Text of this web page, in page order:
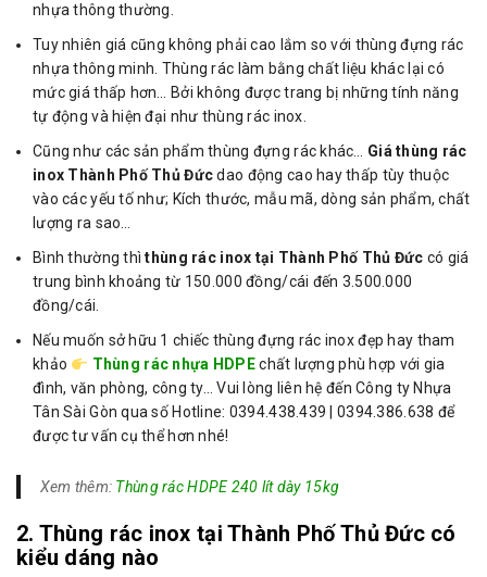
nhựa thông thường.
Tuy nhiên giá cũng không phải cao lắm so với thùng đựng rác
nhựa thông minh. Thùng rác làm bằng chất liệu khác lại có
mức giá thấp hơn… Bởi không được trang bị những tính năng
tự động và hiện đại như thùng rác inox.
Cũng như các sản phẩm thùng đựng rác khác… Giá thùng rác
inox Thành Phố Thủ Đứcdao động cao hay thấp tùy thuộc
vào các yếu tố như; Kích thước, mẫu mã, dòng sản phẩm, chất
lượng ra sao…
Bình thường thìthùng rác inox tại Thành Phố Thủ Đức có giá
trung bình khoảng từ 150.000 đồng/cái đến 3.500.000
đồng/cái.
Nếu muốn sở hữu 1 chiếc thùng đựng rác inox đẹp hay tham
khảo
Thùng rác nhựa HDPEchất lượng phù hợp với gia
đình, văn phòng, công ty… Vui lòng liên hệ đến Công ty Nhựa
Tân Sài Gòn qua số Hotline: 0394.438.439 | 0394.386.638 để
được tư vấn cụ thể hơn nhé!
Xem thêm: Thùng rác HDPE 240 lít dày 15kg
2. Thùng rác inox tại Thành Phố Thủ Đức có
kiểu dáng nào